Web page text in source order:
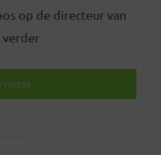
op de directeur van
verder
VERDER